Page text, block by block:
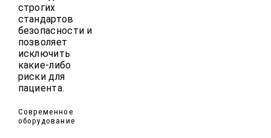
строгих
стандартов
безопасности и
позволяет
исключить
какие-либо
риски для
пациента.
Современное
оборудование